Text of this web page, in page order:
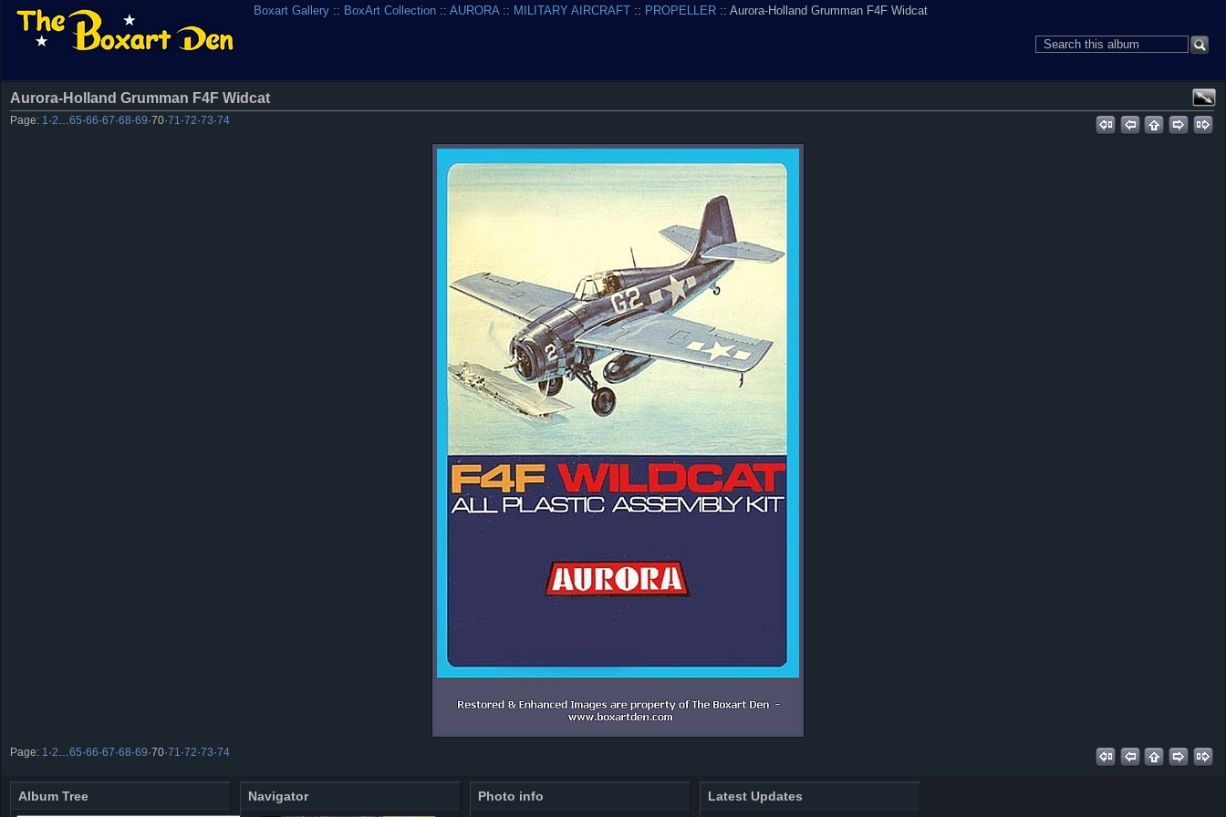
Boxart Gallery :: BoxArt Collection ::AURORA:: MILITARY AIRCRAFT :: PROPELLER :: Aurora-Holland Grumman F4F Widcat
Aurora-Holland Grumman F4F Widcat
Page: 1 ·2 65·66·67·68·69·70·71 ·72·73·74
Page: 1 ·2 65·66·67·68·69·70·71 ·72·73·74
Album Tree Navigator
Photo info
Latest Updates